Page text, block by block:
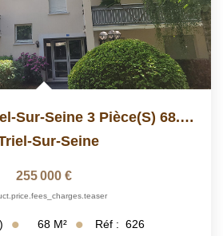
Appartement Triel-Sur-Seine 3 Pièce(s) 68.15 M2
Sur-Seine
255 000 €
68 M² Réf : 626